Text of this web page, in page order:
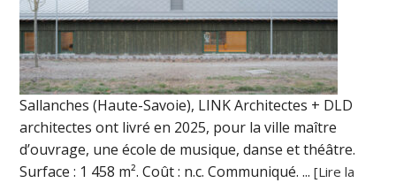
Sallanches (Haute-Savoie), LINK Architectes + DLD
architectes ont livré en 2025, pour la ville maître
d’ouvrage, une école de musique, danse et théâtre.
Surface : 1 458 m². Coût : n.c. Communiqué. ...[Lire la